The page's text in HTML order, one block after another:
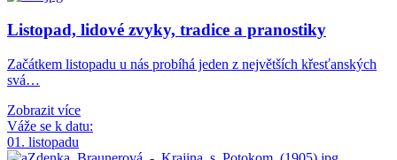
Listopad, lidové zvyky, tradice a pranostiky
Začátkem listopadu u nás probíhá jeden z největších křesťanských
svá…
Zobrazit více
Váže se k datu:
01. listopadu